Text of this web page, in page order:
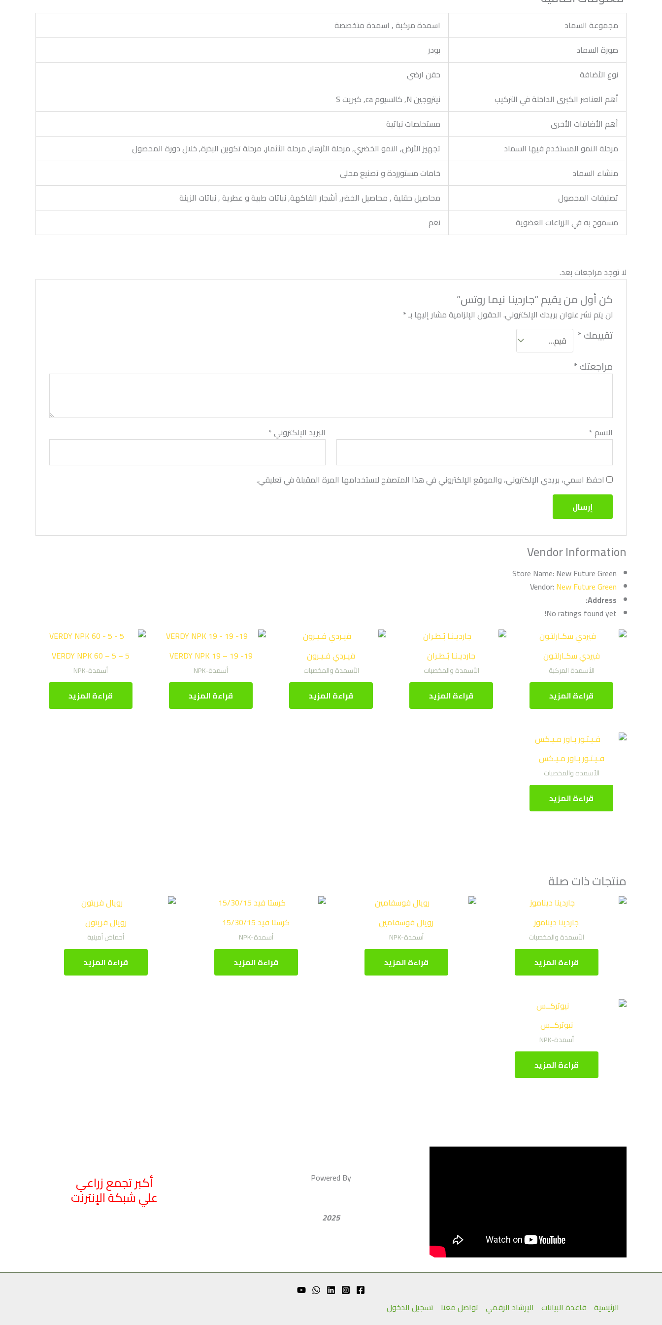
مجموعة السماد
اسمدة مركبة , اسمدة متخصصة
صورة السماد
بودر
نوع الأضافة
حقن ارضي
أهم العناصر الكبرى الداخلة في التركيب
نيتروجين N, كالسيوم ca, كبريت S
أهم الأضافات الأخرى
مستخلصات نباتية
مرحلة النمو المستخدم فيها السماد
تجهيز الأرض, النمو الخضري, مرحلة الأزهار, مرحلة الأثمار, مرحلة تكوين البذرة, خلال دورة المحصول
منشاء السماد
خامات مستورردة و تصنيع محلى
تصنيفات المحصول
محاصيل حقلية , محاصيل الخضر, أشجار الفاكهة, نباتات طبية و عطرية , نباتات الزينة
مسموح به في الزراعات العضوية
نعم
لا توجد مراجعات بعد.
كن أول من يقيم “جاردينا نيما روتس”
لن يتم نشر عنوان بريدك الإلكتروني. الحقول الإلزامية مشار إليها بـ*
تقييمك*
مراجعتك*
الاسم* البريد الإلكتروني*
احفظ اسمي، بريدي الإلكتروني، والموقع الإلكتروني في هذا المتصفح لاستخدامها المرة المقبلة في تعليقي.
Vendor Information
Store Name: New Future Green
Vendor: New Future Green
Address:
No ratings found yet!
فيردي سكـارلتـون
الأسمدة المركبة
قراءة المزيد
جارديـنـا بُـطـران
الأسمدة والمخصبات
قراءة المزيد
فيـردي فـيـرون
الأسمدة والمخصبات
قراءة المزيد
VERDY NPK 19 – 19 -19
أسمدة-NPK
قراءة المزيد
VERDY NPK 60 – 5 – 5
أسمدة-NPK
قراءة المزيد
فـيـتـور بـاور مـيـكس
الأسمدة والمخصبات
قراءة المزيد
منتجات ذات صلة
جاردينا ديناموز
الأسمدة والمخصبات
قراءة المزيد
رويال فوسفامين
أسمدة-NPK
قراءة المزيد
كرستا فيد 15/30/15
أسمدة-NPK
قراءة المزيد
رويال فريتون
أحماض أمينية
قراءة المزيد
نيوتركــس
أسمدة-NPK
قراءة المزيد
Powered By
2025
أكبر تجمع زراعي
علي شبكة الإنترنت
الرئيسية قاعدة البيانات الإرشاد الرقمي تواصل معنا تسجيل الدخول